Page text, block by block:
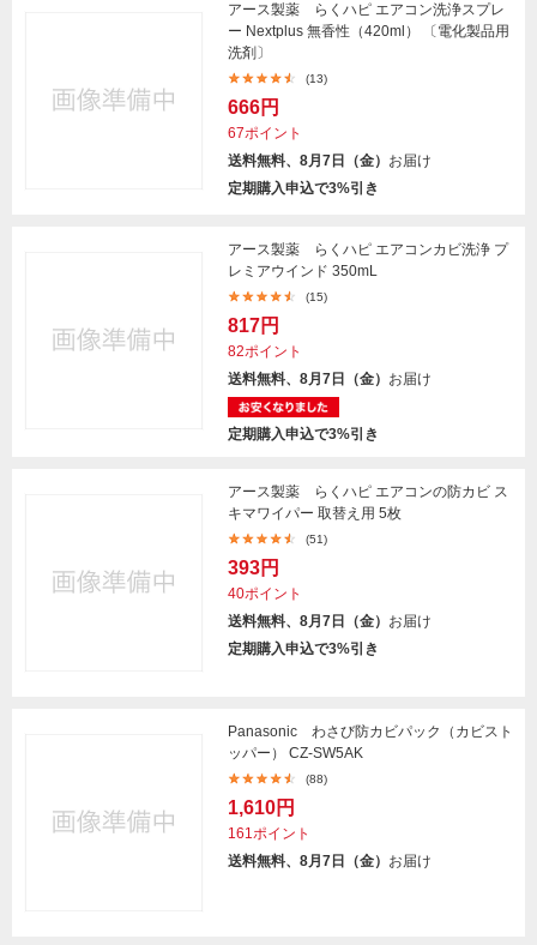
アース製薬 らくハピ エアコン洗浄スプレ
ー Nextplus 無香性（420ml） 〔電化製品用
洗剤〕
(13)
666円
67ポイント
送料無料、8月7日（金） お届け
定期購入申込で3%引き
アース製薬 らくハピ エアコンカビ洗浄 プ
レミアウインド 350mL
(15)
817円
82ポイント
送料無料、8月7日（金） お届け
定期購入申込で3%引き
アース製薬 らくハピ エアコンの防カビ ス
キマワイパー 取替え用 5枚
(51)
393円
40ポイント
送料無料、8月7日（金） お届け
定期購入申込で3%引き
Panasonic わさび防カビパック（カビスト
ッパー） CZ-SW5AK
(88)
1,610円
161ポイント
送料無料、8月7日（金） お届け